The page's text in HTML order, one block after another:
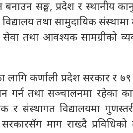
बनाउन सङ्घ, प्रदेश र स्थानीय
तथा सामुदायिक
सेवा तथा आवश्यक सामग्रीको
कर्णाली प्रदेश सरकार र
गर्न तथा सञ्चालनमा रहेका
र संस्थागत विद्यालयमा
माग राख्दै